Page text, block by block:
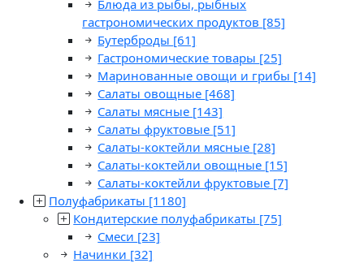
Блюда из рыбы, рыбных
гастрономических продуктов [85]
Бутерброды [61]
Гастрономические товары [25]
Маринованные овощи и грибы [14]
Салаты овощные [468]
Салаты мясные [143]
Салаты фруктовые [51]
Салаты-коктейли мясные [28]
Салаты-коктейли овощные [15]
Салаты-коктейли фруктовые [7]
Полуфабрикаты [1180]
Кондитерские полуфабрикаты [75]
Смеси [23]
Начинки [32]